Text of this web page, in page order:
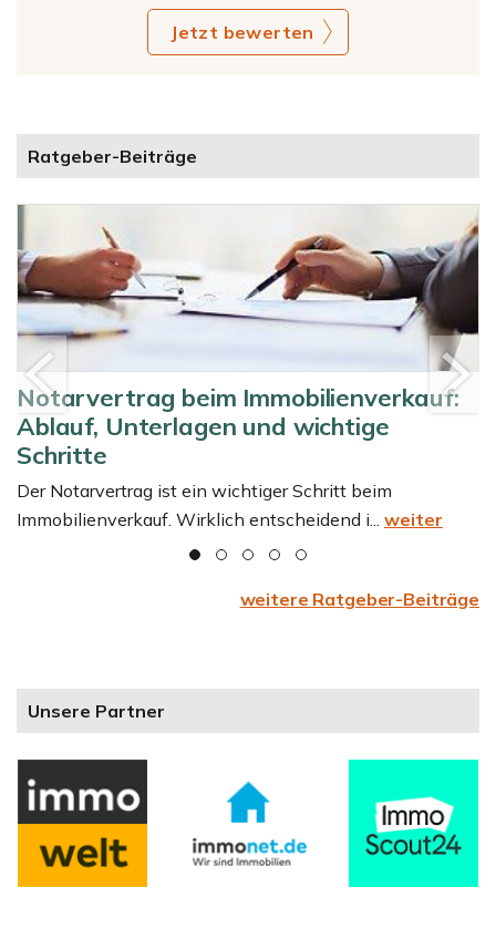
Jetzt bewerten
Ratgeber-Beiträge
Notarvertrag beim Immobilienverkauf:
Ablauf, Unterlagen und wichtige
Schritte
Der Notarvertrag ist ein wichtiger Schritt beim
Immobilienverkauf. Wirklich entscheidend i... weiter
weitere Ratgeber-Beiträge
Unsere Partner